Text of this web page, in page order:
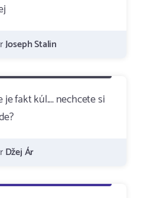
Joseph Stalin
fakt kúl.... nechcete si
Džej Ár